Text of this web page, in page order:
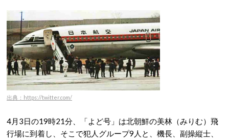
出典：https://twitter.com/
4月3日の19時21分、「よど号」は北朝鮮の美林（みりむ）飛
行場に到着し、そこで犯人グループ9人と、機長、副操縦士、